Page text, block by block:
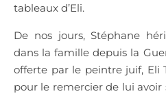
tableaux d’Eli.
De nos jours, Stéphane
dans la famille depuis la
offerte par le peintre juif, Eli
pour le remercier de lui avoir